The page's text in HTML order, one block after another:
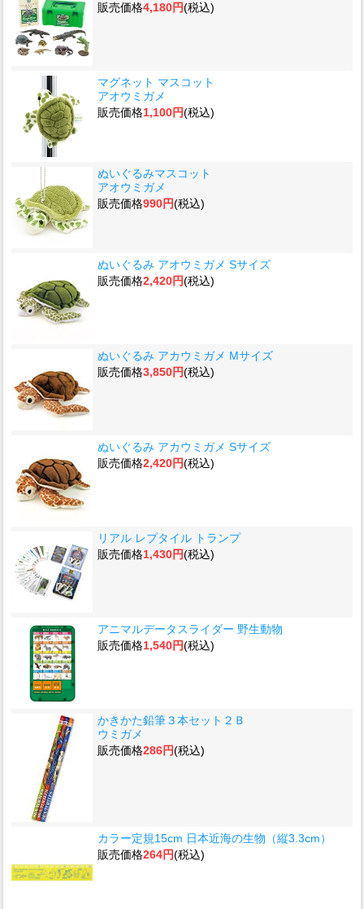
販売価格4,180円(税込)
マグネット マスコット
アオウミガメ
販売価格1,100円(税込)
ぬいぐるみマスコット
アオウミガメ
販売価格990円(税込)
ぬいぐるみ アオウミガメ Sサイズ
販売価格2,420円(税込)
ぬいぐるみ アカウミガメ Mサイズ
販売価格3,850円(税込)
ぬいぐるみ アカウミガメ Sサイズ
販売価格2,420円(税込)
リアル レプタイル トランプ
販売価格1,430円(税込)
アニマルデータスライダー 野生動物
販売価格1,540円(税込)
かきかた鉛筆３本セット２Ｂ
ウミガメ
販売価格286円(税込)
カラー定規15cm 日本近海の生物（縦3.3cm）
販売価格264円(税込)